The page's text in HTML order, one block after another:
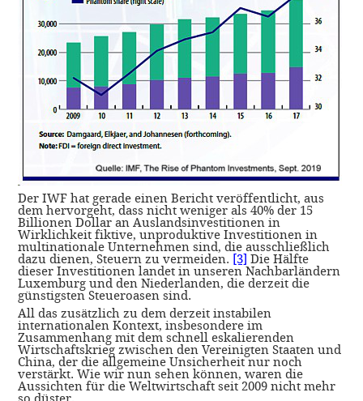
Der IWF hat gerade einen Bericht veröffentlicht, aus
dem hervorgeht, dass nicht weniger als 40% der 15
Billionen Dollar an Auslandsinvestitionen in
Wirklichkeit fiktive, unproduktive Investitionen in
multinationale Unternehmen sind, die ausschließlich
dazu dienen, Steuern zu vermeiden. [3] Die Hälfte
dieser Investitionen landet in unseren Nachbarländern
Luxemburg und den Niederlanden, die derzeit die
günstigsten Steueroasen sind.
All das zusätzlich zu dem derzeit instabilen
internationalen Kontext, insbesondere im
Zusammenhang mit dem schnell eskalierenden
Wirtschaftskrieg zwischen den Vereinigten Staaten und
China, der die allgemeine Unsicherheit nur noch
verstärkt. Wie wir nun sehen können, waren die
Aussichten für die Weltwirtschaft seit 2009 nicht mehr